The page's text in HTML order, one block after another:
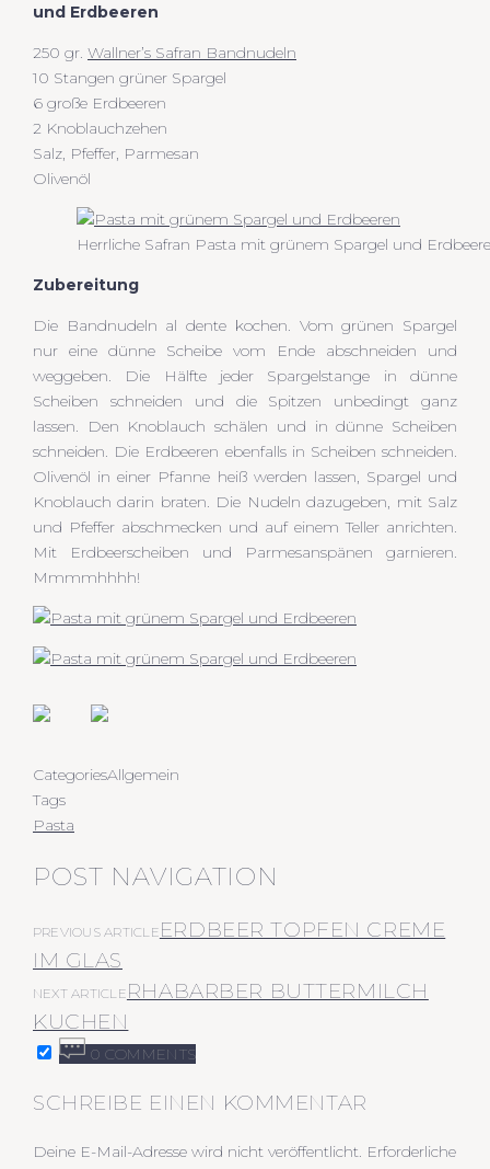
und Erdbeeren
250 gr. Wallner’s Safran Bandnudeln
10 Stangen grüner Spargel
6 große Erdbeeren
2 Knoblauchzehen
Salz, Pfeffer, Parmesan
Olivenöl
Herrliche Safran Pasta mit grünem Spargel und
Zubereitung
Die Bandnudeln al dente kochen. Vom grünen Spargel
nur eine dünne Scheibe vom Ende abschneiden und
weggeben. Die Hälfte jeder Spargelstange in dünne
Scheiben schneiden und die Spitzen unbedingt ganz
lassen. Den Knoblauch schälen und in dünne Scheiben
schneiden. Die Erdbeeren ebenfalls in Scheiben schneiden.
Olivenöl in einer Pfanne heiß werden lassen, Spargel und
Knoblauch darin braten. Die Nudeln dazugeben, mit Salz
und Pfeffer abschmecken und auf einem Teller anrichten.
Mit Erdbeerscheiben und Parmesanspänen garnieren.
Mmmmhhhh!
CategoriesAllgemein
Tags
Pasta
POST NAVIGATION
PREVIOUS ARTICLE ERDBEER TOPFEN CREME
IM GLAS
NEXT ARTICLE RHABARBER BUTTERMILCH
KUCHEN
0 COMMENTS
SCHREIBE EINEN KOMMENTAR
Deine E-Mail-Adresse wird nicht veröffentlicht. Erforderliche